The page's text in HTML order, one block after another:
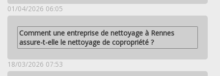
01/04/2026 06:05
Comment une entreprise de nettoyage à Rennes
assure-t-elle le nettoyage de copropriété ?
18/03/2026 07:53